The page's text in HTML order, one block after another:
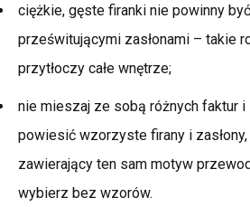
ciężkie, gęste firanki nie powinny
prześwitującymi zasłonami – takie
przytłoczy całe wnętrze;
nie mieszaj ze sobą różnych faktur
powiesić wzorzyste firany i
zawierający ten sam motyw
wybierz bez wzorów.